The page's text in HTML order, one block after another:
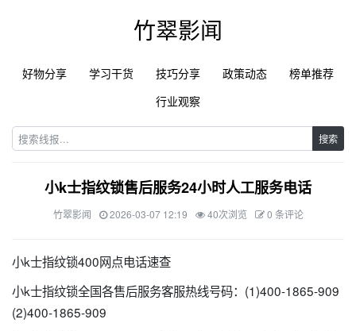
竹翠影闻
好物分享 学习干货 技巧分享 政策动态
榜单推荐
行业观察
搜索
小k士指纹锁售后服务24小时人工服务电话
竹翠影闻 2026-03-07 12:19 40次浏览 0 条评论
小k士指纹锁400网点电话速查
小k士指纹锁全国各售后服务客服热线号码：(1)400-1865-909
(2)400-1865-909